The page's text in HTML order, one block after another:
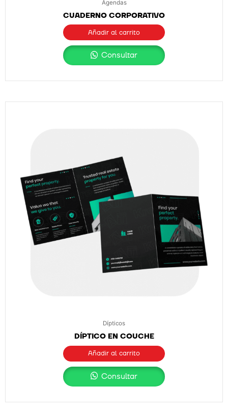
Agendas
CUADERNO CORPORATIVO
Añadir al carrito
Consultar
Dípticos
DÍPTICO EN COUCHE
Añadir al carrito
Consultar